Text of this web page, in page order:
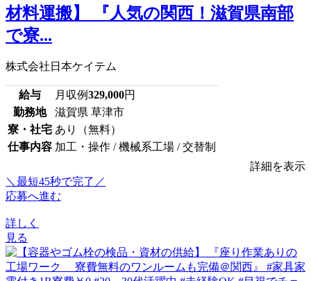
材料運搬】 『人気の関西！滋賀県南部
で寮...
株式会社日本ケイテム
給与 月収例329,000円
勤務地
滋賀県 草津市
寮・社宅 あり（無料）
仕事内容 加工・操作 / 機械系工場 / 交替制
詳細を表示
＼最短45秒で完了／
応募へ進む
詳しく
見る